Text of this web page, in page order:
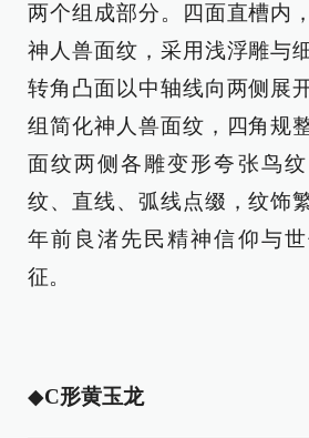
两个组成部分。四面直槽内
神人兽面纹，采用浅浮雕与
转角凸面以中轴线向两侧展
组简化神人兽面纹，四角规
面纹两侧各雕变形夸张鸟
纹、直线、弧线点缀，纹饰
年前良渚先民精神信仰与
征。
◆C形黄玉龙